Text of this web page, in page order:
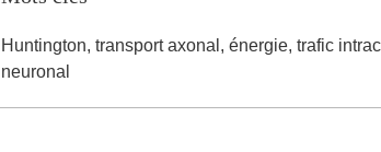
Huntington, transport axonal, énergie, trafic
neuronal